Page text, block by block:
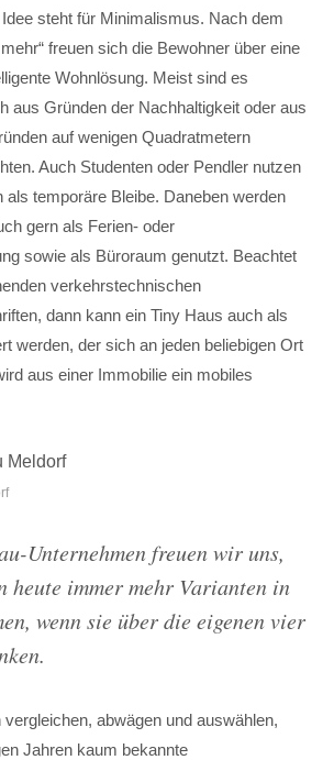
steht für Minimalismus. Nach dem
freuen sich die Bewohner über eine
Wohnlösung. Meist sind es
aus Gründen der Nachhaltigkeit oder aus
auf wenigen Quadratmetern
Auch Studenten oder Pendler nutzen
als temporäre Bleibe. Daneben werden
gern als Ferien- oder
sowie als Büroraum genutzt. Beachtet
verkehrstechnischen
dann kann ein Tiny Haus auch als
werden, der sich an jeden beliebigen Ort
aus einer Immobilie ein mobiles
Unternehmen freuen wir uns,
heute immer mehr Varianten in
wenn sie über die eigenen vier
abwägen und auswählen,
Jahren kaum bekannte